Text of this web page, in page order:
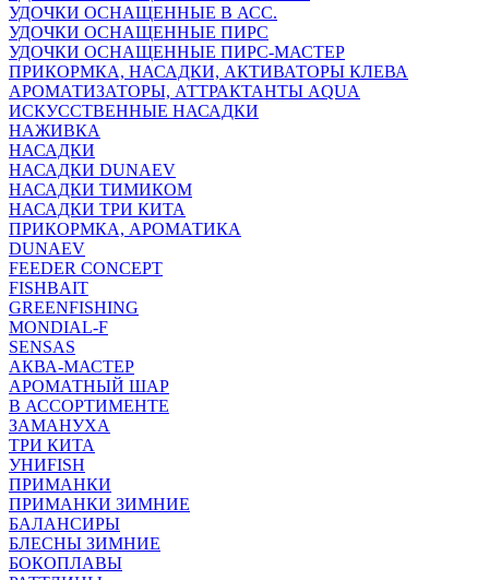
УДОЧКИ ОСНАЩЕННЫЕ В АСС.
УДОЧКИ ОСНАЩЕННЫЕ ПИРС
УДОЧКИ ОСНАЩЕННЫЕ ПИРС-МАСТЕР
ПРИКОРМКА, НАСАДКИ, АКТИВАТОРЫ КЛЕВА
АРОМАТИЗАТОРЫ, АТТРАКТАНТЫ AQUA
ИСКУССТВЕННЫЕ НАСАДКИ
НАЖИВКА
НАСАДКИ
НАСАДКИ DUNAEV
НАСАДКИ ТИМИКОМ
НАСАДКИ ТРИ КИТА
ПРИКОРМКА, АРОМАТИКА
DUNAEV
FEEDER CONCEPT
FISHBAIT
GREENFISHING
MONDIAL-F
SENSAS
АКВА-МАСТЕР
АРОМАТНЫЙ ШАР
В АССОРТИМЕНТЕ
ЗАМАНУХА
ТРИ КИТА
УНИFISH
ПРИМАНКИ
ПРИМАНКИ ЗИМНИЕ
БАЛАНСИРЫ
БЛЕСНЫ ЗИМНИЕ
БОКОПЛАВЫ